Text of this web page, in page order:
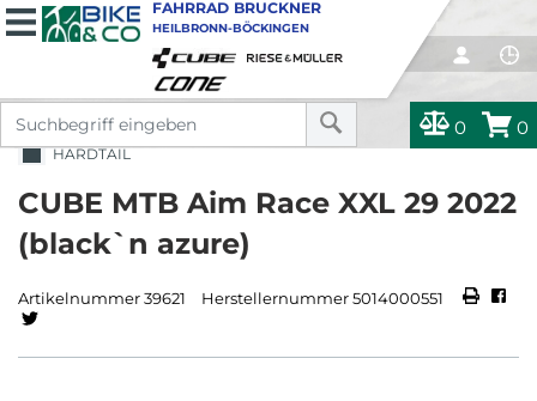
0 0
FAHRRAD BRUCKNER
HEILBRONN-BÖCKINGEN
HARDTAIL
CUBE MTB Aim Race XXL 29 2022
(black`n azure)
Artikelnummer 39621 Herstellernummer 5014000551